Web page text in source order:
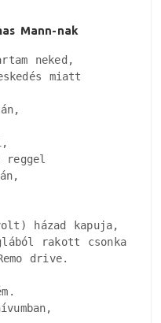
Mann-nak
neked,
miatt
reggel
házad kapuja,
rakott csonka
drive.